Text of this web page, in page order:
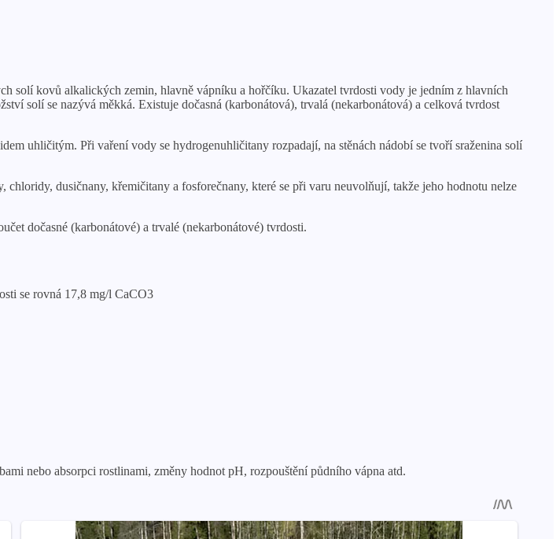
solí kovů alkalických zemin, hlavně vápníku a hořčíku. Ukazatel tvrdosti vody je jedním z hlavních
solí se nazývá měkká. Existuje dočasná (karbonátová), trvalá (nekarbonátová) a celková tvrdost
uhličitým. Při vaření vody se hydrogenuhličitany rozpadají, na stěnách nádobí se tvoří sraženina solí
dusičnany, křemičitany a fosforečnany, které se při varu neuvolňují, takže jeho hodnotu nelze
dočasné (karbonátové) a trvalé (nekarbonátové) tvrdosti.
se rovná 17,8 mg/l CaCO3
nebo absorpci rostlinami, změny hodnot pH, rozpouštění půdního vápna atd.